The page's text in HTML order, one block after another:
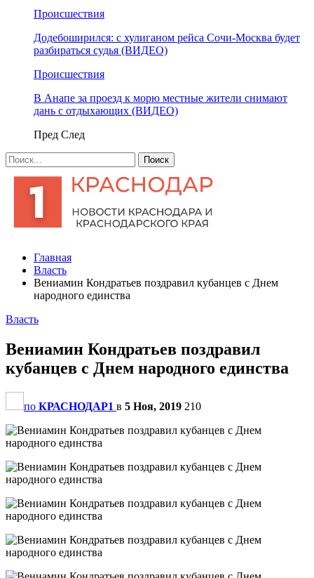
Происшествия
Додебоширился: с хулиганом рейса Сочи-Москва будет
разбираться судья (ВИДЕО)
Происшествия
В Анапе за проезд к морю местные жители снимают
дань с отдыхающих (ВИДЕО)
Пред След
Главная
Власть
Вениамин Кондратьев поздравил кубанцев с Днем
народного единства
Власть
Вениамин Кондратьев поздравил
кубанцев с Днем народного единства
по КРАСНОДАР1 в 5 Ноя, 2019 210